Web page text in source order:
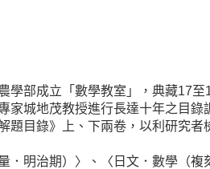
學部成立「數學教室」，典藏17
家城地茂教授進行長達十年之目
題目錄》上、下兩卷，以利研究
．明治期）〉、〈日文．數學（